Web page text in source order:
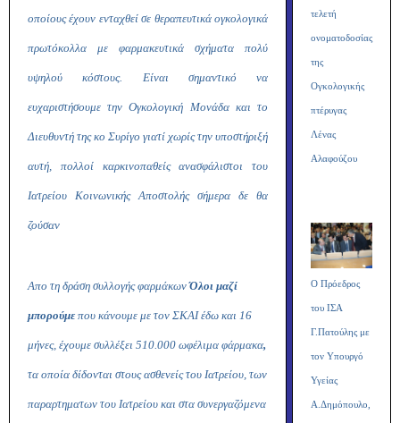
οποίους έχουν ενταχθεί σε θεραπευτικά ογκολογικά
πρωτόκολλα με φαρμακευτικά σχήματα πολύ
υψηλού κόστους. Είναι σημαντικό να
ευχαριστήσουμε την Ογκολογική Μονάδα και το
Διευθυντή της κο Συρίγο γιατί χωρίς την υποστήριξή
αυτή, πολλοί καρκινοπαθείς ανασφάλιστοι του
Ιατρείου Κοινωνικής Αποστολής σήμερα δε θα
ζούσαν
Απο τη δράση συλλογής φαρμάκωνΌλοι μαζί
μπορούμε που κάνουμε με τον ΣΚΑΙ έδω και 16
μήνες, έχουμε συλλέξει 510.000 ωφέλιμα φάρμακα,
τα οποία δίδονται στους ασθενείς του Ιατρείου, των
παραρτηματων του Ιατρείου και στα συνεργαζόμενα
τελετή
ονοματοδοσίας
της
Ογκολογικής
πτέρυγας
Λένας
Αλαφούζου
Ο Πρόεδρος
του ΙΣΑ
Γ.Πατούλης με
τον Υπουργό
Υγείας
Α.Δημόπουλο,